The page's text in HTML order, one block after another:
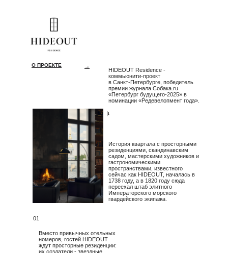
01
О ПРОЕКТЕ →
HIDEOUT Residence -
коммьюнити-проект
в Санкт-Петербурге, победитель
премии журнала Собака.ru
«Петербург будущего-2025» в
номинации «Редевелопмент года».
История квартала с просторными
резиденциями, скандинавским
садом, мастерскими художников и
гастрономическими
пространствами, известного
сейчас как HIDEOUT, началась в
1738 году, а в 1820 году сюда
переехал штаб элитного
Императорского морского
гвардейского экипажа.
Вместо привычных отельных
номеров, гостей HIDEOUT
ждут просторные резиденции:
их создатели - звездные
→